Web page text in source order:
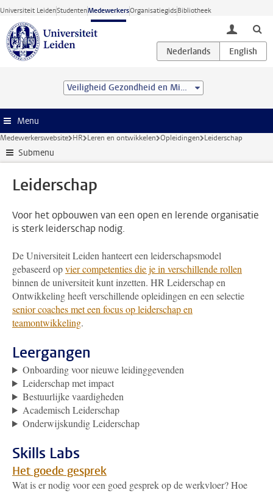
Ga direct naar de inhoud
Universiteit LeidenStudentenMedewerkersOrganisatiegidsBibliotheek
toggle
Veiligheid Gezondheid en Milieu
Menu
Medewerkerswebsite HR Leren en ontwikkelen Opleidingen Leiderschap
Submenu
Leiderschap
Voor het opbouwen van een open en lerende organisatie
is sterk leiderschap nodig.
De Universiteit Leiden hanteert een leiderschapsmodel
gebaseerd opvier competenties die je in verschillende rollen
binnen de universiteit kunt inzetten. HR Leiderschap en
Ontwikkeling heeft verschillende opleidingen en een selectie
senior coaches met een focus op leiderschap en
teamontwikkeling.
Leergangen
Onboarding voor nieuwe leidinggevenden
Leiderschap met impact
Bestuurlijke vaardigheden
Academisch Leiderschap
Onderwijskundig Leiderschap
Skills Labs
Het goede gesprek
Wat is er nodig voor een goed gesprek op de werkvloer? Hoe